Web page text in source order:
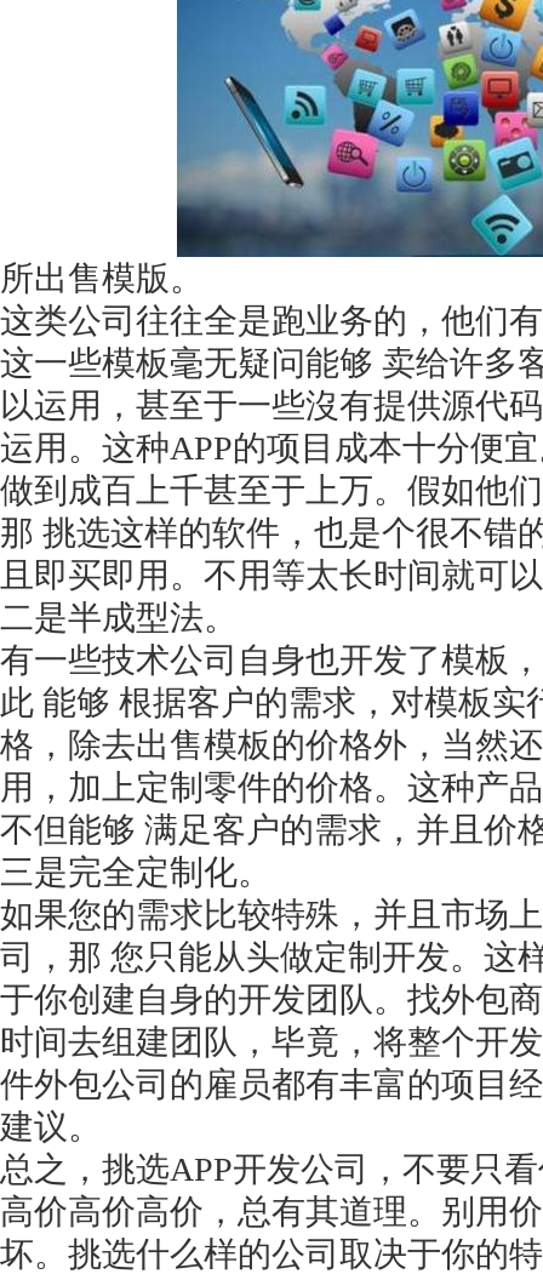
所出售模版。
这类公司往往全是跑业务的，他们
这一些模板毫无疑问能够 卖给许多
以运用，甚至于一些沒有提供源代
运用。这种APP的项目成本十分便
做到成百上千甚至于上万。假如他
那 挑选这样的软件，也是个很不错
且即买即用。不用等太长时间就可
二是半成型法。
有一些技术公司自身也开发了模板
此 能够 根据客户的需求，对模板实
格，除去出售模板的价格外，当然
用，加上定制零件的价格。这种产
不但能够 满足客户的需求，并且价
三是完全定制化。
如果您的需求比较特殊，并且市场
司，那 您只能从头做定制开发。这
于你创建自身的开发团队。找外包
时间去组建团队，毕竟，将整个开
件外包公司的雇员都有丰富的项目
建议。
总之，挑选APP开发公司，不要只
高价高价高价，总有其道理。别用
坏。挑选什么样的公司取决于你的
获得产品报价方案
1万个想法不如1次的方案落地
扫码添加[商务总监]沟通方案
扫码沟通